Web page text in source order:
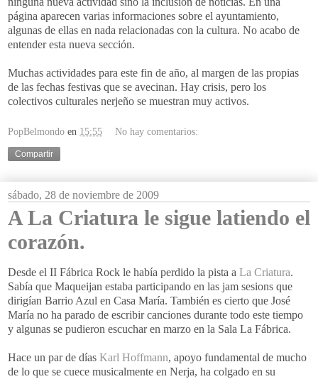
página aparecen varias informaciones sobre el ayuntamiento,
algunas de ellas en nada relacionadas con la cultura. No acabo de
entender esta nueva sección.
Muchas actividades para este fin de año, al margen de las propias
de las fechas festivas que se avecinan. Hay crisis, pero los
colectivos culturales nerjeño se muestran muy activos.
PopBelmondo en 15:55 No hay comentarios:
Compartir
sábado, 28 de noviembre de 2009
A La Criatura le sigue latiendo el
corazón.
Desde el II Fábrica Rock le había perdido la pista a La Criatura.
Sabía que Maqueijan estaba participando en las jam sesions que
dirigían Barrio Azul en Casa María. También es cierto que José
María no ha parado de escribir canciones durante todo este tiempo
y algunas se pudieron escuchar en marzo en la Sala La Fábrica.
Hace un par de días Karl Hoffmann, apoyo fundamental de mucho
de lo que se cuece musicalmente en Nerja, ha colgado en su